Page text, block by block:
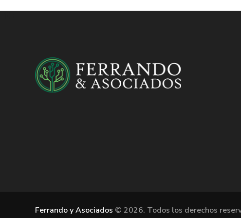
Ferrando y Asociados © 2026. Todos los derechos